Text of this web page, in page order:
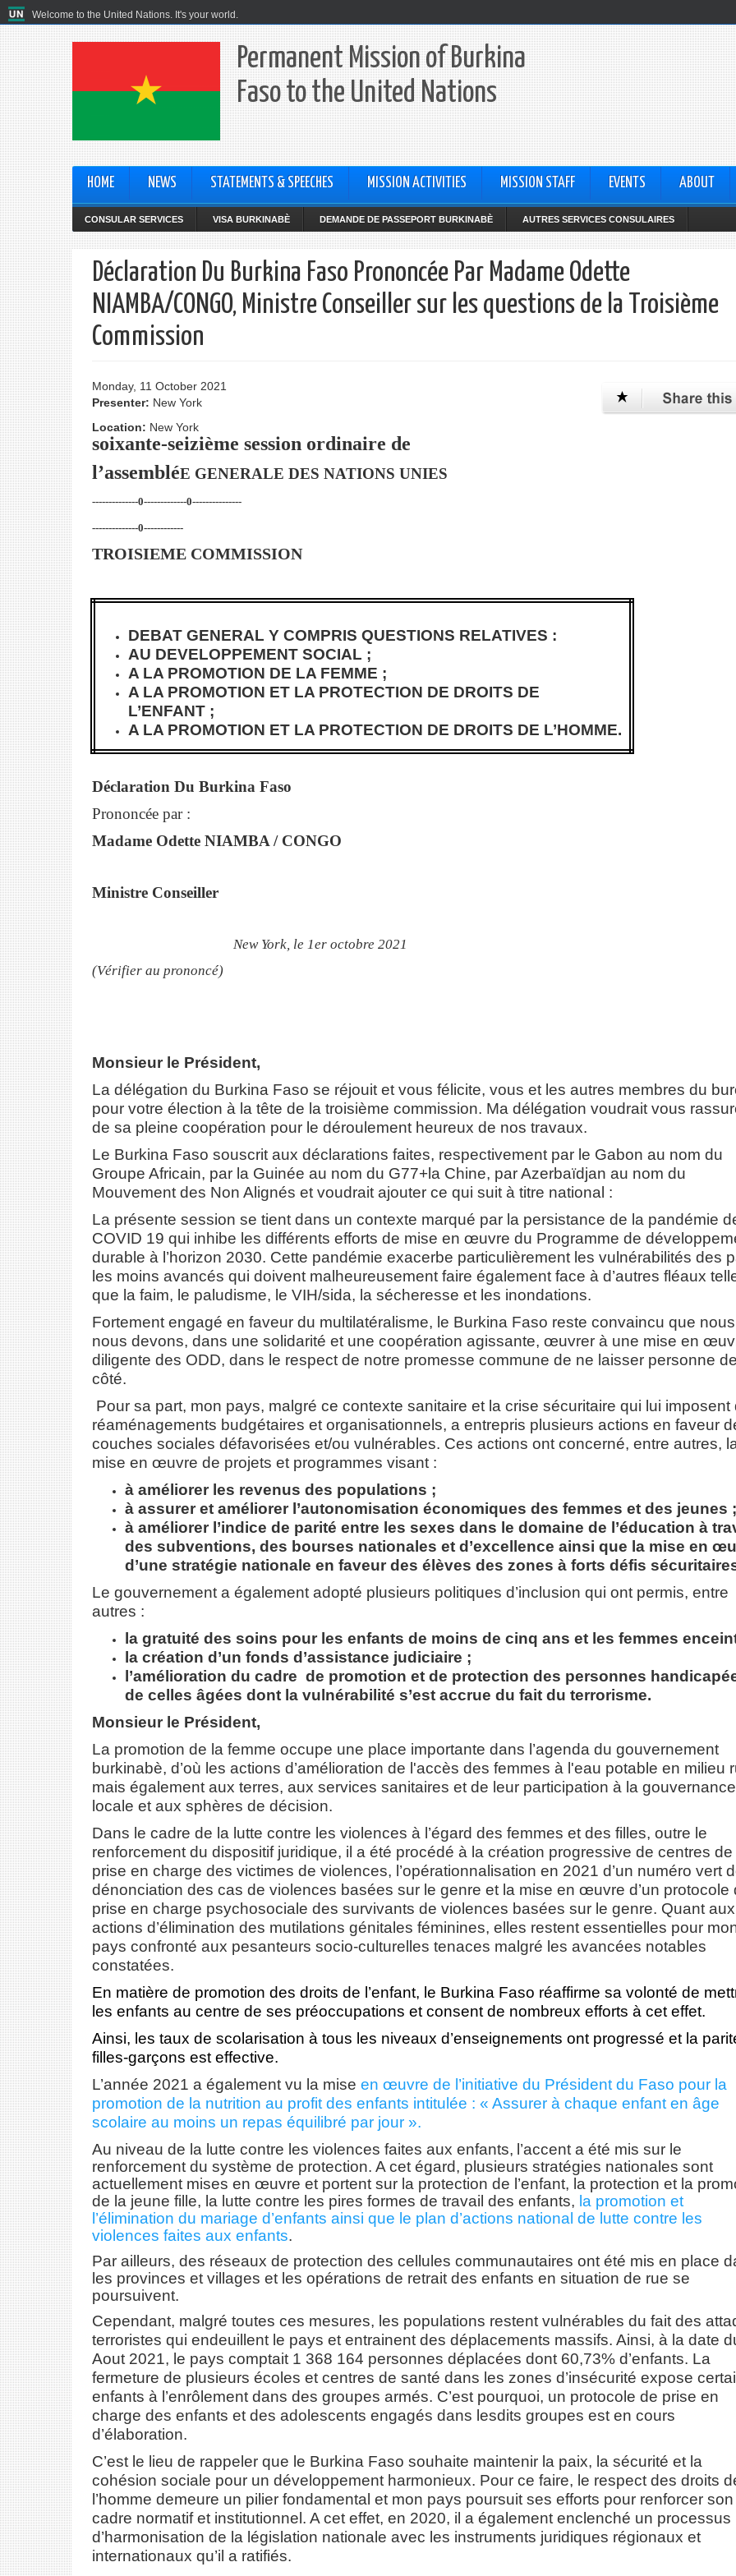
Welcome to the United Nations. It's your world.
Permanent Mission of Burkina
Faso to the United Nations
HOME NEWS STATEMENTS & SPEECHES MISSION ACTIVITIES MISSION STAFF EVENTS ABOUT
CONSULAR SERVICES VISA BURKINABÈ DEMANDE DE PASSEPORT BURKINABÈ AUTRES SERVICES CONSULAIRES
Déclaration Du Burkina Faso Prononcée Par Madame Odette
NIAMBA/CONGO, Ministre Conseiller sur les questions de la Troisième
Commission
Monday, 11 October 2021
Presenter: New York
Location: New York
soixante-seizième session ordinaire de
l’assembléE GENERALE DES NATIONS UNIES
--------------0-------------0---------------
--------------0------------
TROISIEME COMMISSION
DEBAT GENERAL Y COMPRIS QUESTIONS RELATIVES :
AU DEVELOPPEMENT SOCIAL ;
A LA PROMOTION DE LA FEMME ;
A LA PROMOTION ET LA PROTECTION DE DROITS DE
L’ENFANT ;
A LA PROMOTION ET LA PROTECTION DE DROITS DE L’HOMME.
Déclaration Du Burkina Faso
Prononcée par :
Madame Odette NIAMBA / CONGO
Ministre Conseiller
New York, le 1er octobre 2021
(Vérifier au prononcé)
Monsieur le Président,
La délégation du Burkina Faso se réjouit et vous félicite, vous et les autres membres du
pour votre élection à la tête de la troisième commission. Ma délégation voudrait vous
de sa pleine coopération pour le déroulement heureux de nos travaux.
Le Burkina Faso souscrit aux déclarations faites, respectivement par le Gabon au nom du
Groupe Africain, par la Guinée au nom du G77+la Chine, par Azerbaïdjan au nom du
Mouvement des Non Alignés et voudrait ajouter ce qui suit à titre national :
La présente session se tient dans un contexte marqué par la persistance de la pandémie
COVID 19 qui inhibe les différents efforts de mise en œuvre du Programme de
durable à l’horizon 2030. Cette pandémie exacerbe particulièrement les vulnérabilités des
les moins avancés qui doivent malheureusement faire également face à d’autres fléaux
que la faim, le paludisme, le VIH/sida, la sécheresse et les inondations.
Fortement engagé en faveur du multilatéralisme, le Burkina Faso reste convaincu que nous
nous devons, dans une solidarité et une coopération agissante, œuvrer à une mise en
diligente des ODD, dans le respect de notre promesse commune de ne laisser personne de
côté.
Pour sa part, mon pays, malgré ce contexte sanitaire et la crise sécuritaire qui lui imposent
réaménagements budgétaires et organisationnels, a entrepris plusieurs actions en faveur
couches sociales défavorisées et/ou vulnérables. Ces actions ont concerné, entre autres,
mise en œuvre de projets et programmes visant :
à améliorer les revenus des populations ;
à assurer et améliorer l’autonomisation économiques des femmes et des jeunes ;
à améliorer l’indice de parité entre les sexes dans le domaine de l’éducation à
des subventions, des bourses nationales et d’excellence ainsi que la mise en
d’une stratégie nationale en faveur des élèves des zones à forts défis
Le gouvernement a également adopté plusieurs politiques d’inclusion qui ont permis, entre
autres :
la gratuité des soins pour les enfants de moins de cinq ans et les femmes
la création d’un fonds d’assistance judiciaire ;
l’amélioration du cadre de promotion et de protection des personnes
de celles âgées dont la vulnérabilité s’est accrue du fait du terrorisme.
Monsieur le Président,
La promotion de la femme occupe une place importante dans l’agenda du gouvernement
burkinabè, d’où les actions d’amélioration de l'accès des femmes à l'eau potable en milieu
mais également aux terres, aux services sanitaires et de leur participation à la gouvernance
locale et aux sphères de décision.
Dans le cadre de la lutte contre les violences à l’égard des femmes et des filles, outre le
renforcement du dispositif juridique, il a été procédé à la création progressive de centres de
prise en charge des victimes de violences, l’opérationnalisation en 2021 d’un numéro vert
dénonciation des cas de violences basées sur le genre et la mise en œuvre d’un protocole
prise en charge psychosociale des survivants de violences basées sur le genre. Quant aux
actions d’élimination des mutilations génitales féminines, elles restent essentielles pour
pays confronté aux pesanteurs socio-culturelles tenaces malgré les avancées notables
constatées.
En matière de promotion des droits de l’enfant, le Burkina Faso réaffirme sa volonté de
les enfants au centre de ses préoccupations et consent de nombreux efforts à cet effet.
Ainsi, les taux de scolarisation à tous les niveaux d’enseignements ont progressé et la
filles-garçons est effective.
L’année 2021 a également vu la mise en œuvre de l’initiative du Président du Faso pour la
promotion de la nutrition au profit des enfants intitulée : « Assurer à chaque enfant en âge
scolaire au moins un repas équilibré par jour ».
Au niveau de la lutte contre les violences faites aux enfants, l’accent a été mis sur le
renforcement du système de protection. A cet égard, plusieurs stratégies nationales sont
actuellement mises en œuvre et portent sur la protection de l’enfant, la protection et la
de la jeune fille, la lutte contre les pires formes de travail des enfants, la promotion et
l’élimination du mariage d’enfants ainsi que le plan d’actions national de lutte contre les
violences faites aux enfants.
Par ailleurs, des réseaux de protection des cellules communautaires ont été mis en place
les provinces et villages et les opérations de retrait des enfants en situation de rue se
poursuivent.
Cependant, malgré toutes ces mesures, les populations restent vulnérables du fait des
terroristes qui endeuillent le pays et entrainent des déplacements massifs. Ainsi, à la date
Aout 2021, le pays comptait 1 368 164 personnes déplacées dont 60,73% d’enfants. La
fermeture de plusieurs écoles et centres de santé dans les zones d’insécurité expose
enfants à l’enrôlement dans des groupes armés. C’est pourquoi, un protocole de prise en
charge des enfants et des adolescents engagés dans lesdits groupes est en cours
d’élaboration.
C’est le lieu de rappeler que le Burkina Faso souhaite maintenir la paix, la sécurité et la
cohésion sociale pour un développement harmonieux. Pour ce faire, le respect des droits
l’homme demeure un pilier fondamental et mon pays poursuit ses efforts pour renforcer son
cadre normatif et institutionnel. A cet effet, en 2020, il a également enclenché un processus
d’harmonisation de la législation nationale avec les instruments juridiques régionaux et
internationaux qu’il a ratifiés.